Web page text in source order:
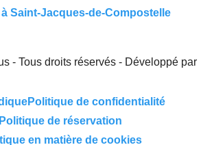
à Saint-Jacques-de-Compostelle
- Tous droits réservés - Développé par
Politique de confidentialité
Politique de réservation
en matière de cookies